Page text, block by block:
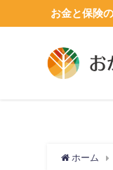
お金と保険
ホーム